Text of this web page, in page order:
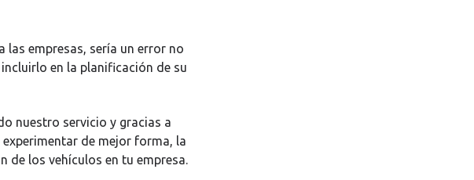
las empresas, sería un error no
en la planificación de su
nuestro servicio y gracias a
experimentar de mejor forma, la
de los vehículos en tu empresa.